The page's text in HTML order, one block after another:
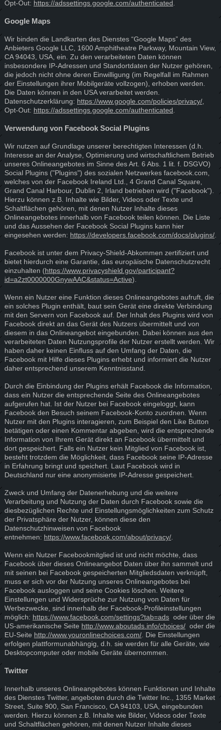
Opt-Out: https://adssettings.google.com/authenticated .
Google Maps
Wir binden die Landkarten des Dienstes “Google Maps” des
Anbieters Google LLC, 1600 Amphitheatre Parkway, Mountain View,
CA 94043, USA, ein. Zu den verarbeiteten Daten können
insbesondere IP-Adressen und Standortdaten der Nutzer gehören,
die jedoch nicht ohne deren Einwilligung (im Regelfall im Rahmen
der Einstellungen ihrer Mobilgeräte vollzogen), erhoben werden.
Die Daten können in den USA verarbeitet werden.
Datenschutzerklärung: https://www.google.com/policies/privacy/,
Opt-Out: https://adssettings.google.com/authenticated .
Verwendung von Facebook Social Plugins
Wir nutzen auf Grundlage unserer berechtigten Interessen (d.h.
Interesse an der Analyse, Optimierung und wirtschaftlichem Betrieb
unseres Onlineangebotes im Sinne des Art. 6 Abs. 1 lit. f. DSGVO)
Social Plugins ("Plugins") des sozialen Netzwerkes facebook.com,
welches von der Facebook Ireland Ltd., 4 Grand Canal Square,
Grand Canal Harbour, Dublin 2, Irland betrieben wird ("Facebook").
Hierzu können z.B. Inhalte wie Bilder, Videos oder Texte und
Schaltflächen gehören, mit denen Nutzer Inhalte dieses
Onlineangebotes innerhalb von Facebook teilen können. Die Liste
und das Aussehen der Facebook Social Plugins kann hier
eingesehen werden: https://developers.facebook.com/docs/plugins/.
Facebook ist unter dem Privacy-Shield-Abkommen zertifiziert und
bietet hierdurch eine Garantie, das europäische Datenschutzrecht
einzuhalten (https://www.privacyshield.gov/participant?
id=a2zt0000000GnywAAC&status=Active).
Wenn ein Nutzer eine Funktion dieses Onlineangebotes aufruft, die
ein solches Plugin enthält, baut sein Gerät eine direkte Verbindung
mit den Servern von Facebook auf. Der Inhalt des Plugins wird von
Facebook direkt an das Gerät des Nutzers übermittelt und von
diesem in das Onlineangebot eingebunden. Dabei können aus den
verarbeiteten Daten Nutzungsprofile der Nutzer erstellt werden. Wir
haben daher keinen Einfluss auf den Umfang der Daten, die
Facebook mit Hilfe dieses Plugins erhebt und informiert die Nutzer
daher entsprechend unserem Kenntnisstand.
Durch die Einbindung der Plugins erhält Facebook die Information,
dass ein Nutzer die entsprechende Seite des Onlineangebotes
aufgerufen hat. Ist der Nutzer bei Facebook eingeloggt, kann
Facebook den Besuch seinem Facebook-Konto zuordnen. Wenn
Nutzer mit den Plugins interagieren, zum Beispiel den Like Button
betätigen oder einen Kommentar abgeben, wird die entsprechende
Information von Ihrem Gerät direkt an Facebook übermittelt und
dort gespeichert. Falls ein Nutzer kein Mitglied von Facebook ist,
besteht trotzdem die Möglichkeit, dass Facebook seine IP-Adresse
in Erfahrung bringt und speichert. Laut Facebook wird in
Deutschland nur eine anonymisierte IP-Adresse gespeichert.
Zweck und Umfang der Datenerhebung und die weitere
Verarbeitung und Nutzung der Daten durch Facebook sowie die
diesbezüglichen Rechte und Einstellungsmöglichkeiten zum Schutz
der Privatsphäre der Nutzer, können diese den
Datenschutzhinweisen von Facebook
entnehmen: https://www.facebook.com/about/privacy/.
Wenn ein Nutzer Facebookmitglied ist und nicht möchte, dass
Facebook über dieses Onlineangebot Daten über ihn sammelt und
mit seinen bei Facebook gespeicherten Mitgliedsdaten verknüpft,
muss er sich vor der Nutzung unseres Onlineangebotes bei
Facebook ausloggen und seine Cookies löschen. Weitere
Einstellungen und Widersprüche zur Nutzung von Daten für
Werbezwecke, sind innerhalb der Facebook-Profileinstellungen
möglich: https://www.facebook.com/settings?tab=adsoder über die
US-amerikanische Seite http://www.aboutads.info/choices/oder die
EU-Seite http://www.youronlinechoices.com/. Die Einstellungen
erfolgen plattformunabhängig, d.h. sie werden für alle Geräte, wie
Desktopcomputer oder mobile Geräte übernommen.
Twitter
Innerhalb unseres Onlineangebotes können Funktionen und Inhalte
des Dienstes Twitter, angeboten durch die Twitter Inc., 1355 Market
Street, Suite 900, San Francisco, CA 94103, USA, eingebunden
werden. Hierzu können z.B. Inhalte wie Bilder, Videos oder Texte
und Schaltflächen gehören, mit denen Nutzer Inhalte dieses